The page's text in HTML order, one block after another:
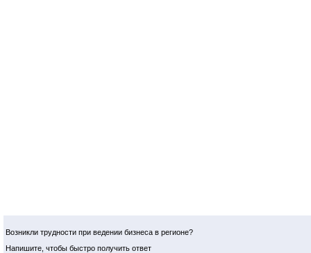
Возникли трудности при ведении бизнеса в регионе?
Напишите, чтобы быстро получить ответ